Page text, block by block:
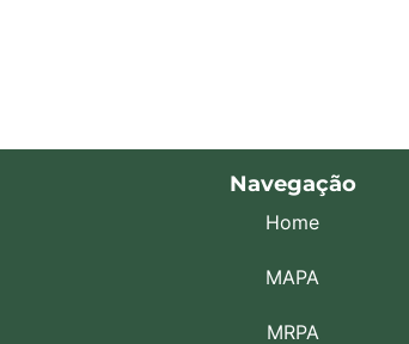
Navegação
Home
MAPA
MRPA